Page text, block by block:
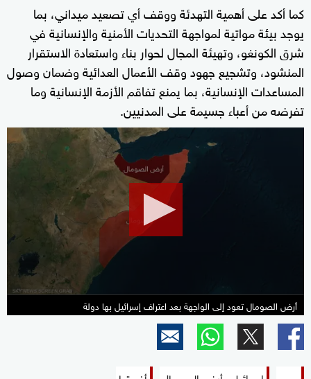
كما أكد على أهمية التهدئة ووقف أي تصعيد ميداني، بما
يوجد بيئة مواتية لمواجهة التحديات الأمنية والإنسانية في
شرق الكونغو، وتهيئة المجال لحوار بناء واستعادة الاستقرار
المنشود، وتشجيع جهود وقف الأعمال العدائية وضمان وصول
المساعدات الإنسانية، بما يمنع تفاقم الأزمة الإنسانية وما
تفرضه من أعباء جسيمة على المدنيين.
seconds
of
seconds
أرض الصومال تعود إلى الواجهة بعد اعتراف إسرائيل بها دولة